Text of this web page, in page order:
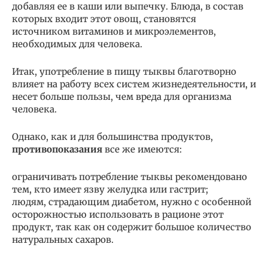
добавляя ее в каши или выпечку. Блюда, в состав
которых входит этот овощ, становятся
источником витаминов и микроэлементов,
необходимых для человека.
Итак, употребление в пищу тыквы благотворно
влияет на работу всех систем жизнедеятельности, и
несет больше пользы, чем вреда для организма
человека.
Однако, как и для большинства продуктов,
противопоказания все же имеются:
ограничивать потребление тыквы рекомендовано
тем, кто имеет язву желудка или гастрит;
людям, страдающим диабетом, нужно с особенной
осторожностью использовать в рационе этот
продукт, так как он содержит большое количество
натуральных сахаров.